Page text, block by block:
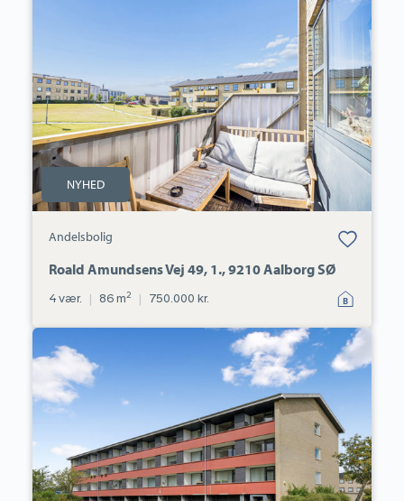
1.,
9210
Aalborg
SØ
NYHED
Andelsbolig
Bolig er gemt
under dine
Roald Amundsens Vej 49, 1., 9210 Aalborg SØ
4 vær. | 86 m2 | 750.000 kr.
Perikumvej
st.
tv.,
Aalborg